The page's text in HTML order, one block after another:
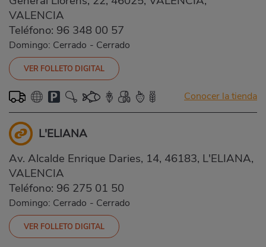
VALENCIA
Teléfono: 96 348 00 57
Domingo: Cerrado - Cerrado
VER FOLLETO DIGITAL
Conocer la tienda
L'ELIANA
Av. Alcalde Enrique Daries, 14, 46183, L'ELIANA,
VALENCIA
Teléfono: 96 275 01 50
Domingo: Cerrado - Cerrado
VER FOLLETO DIGITAL